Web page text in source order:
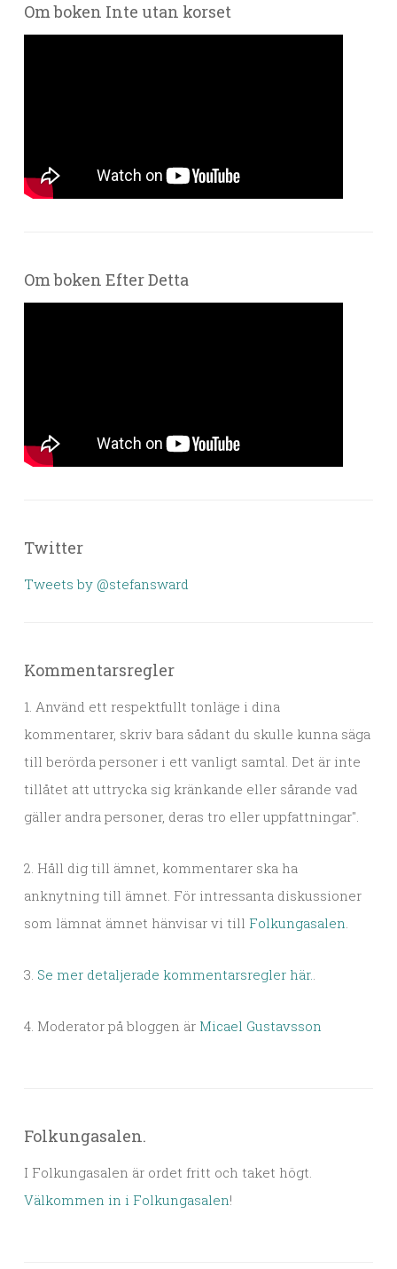
Om boken Inte utan korset
Om boken Efter Detta
Twitter
Tweets by @stefansward
Kommentarsregler
1. Använd ett respektfullt tonläge i dina
kommentarer, skriv bara sådant du skulle kunna säga
till berörda personer i ett vanligt samtal. Det är inte
tillåtet att uttrycka sig kränkande eller sårande vad
gäller andra personer, deras tro eller uppfattningar".
2. Håll dig till ämnet, kommentarer ska ha
anknytning till ämnet. För intressanta diskussioner
som lämnat ämnet hänvisar vi till Folkungasalen.
3. Se mer detaljerade kommentarsregler här..
4. Moderator på bloggen är Micael Gustavsson
Folkungasalen.
I Folkungasalen är ordet fritt och taket högt.
Välkommen in i Folkungasalen!